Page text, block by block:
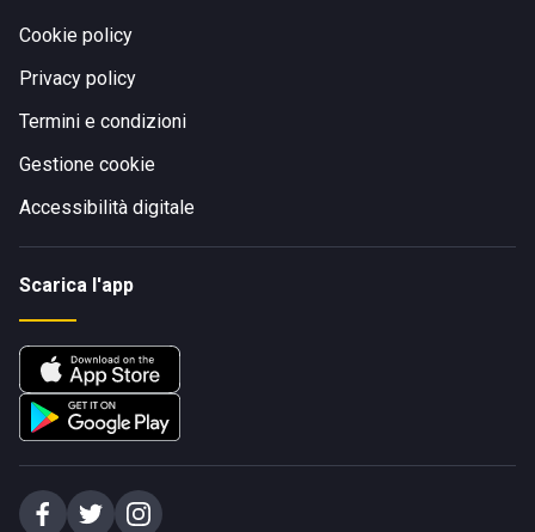
Cookie policy
Privacy policy
Termini e condizioni
Gestione cookie
Accessibilità digitale
Scarica l'app